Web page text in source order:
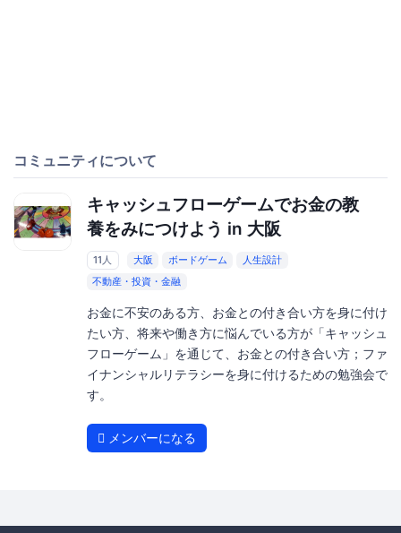
コミュニティについて
キャッシュフローゲームでお金の教
養をみにつけよう in 大阪
11人 大阪 ボードゲーム
人生設計
不動産・投資・金融
お金に不安のある方、お金との付き合い方を身に付け
たい方、将来や働き方に悩んでいる方が「キャッシュ
フローゲーム」を通じて、お金との付き合い方；ファ
イナンシャルリテラシーを身に付けるための勉強会で
す。
メンバーになる